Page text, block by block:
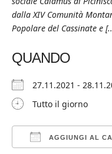
dalla XIV Comunità
Popolare del Cassinate e
QUANDO
27.11.2021 -
Tutto il giorno
AGGIUNGI AL